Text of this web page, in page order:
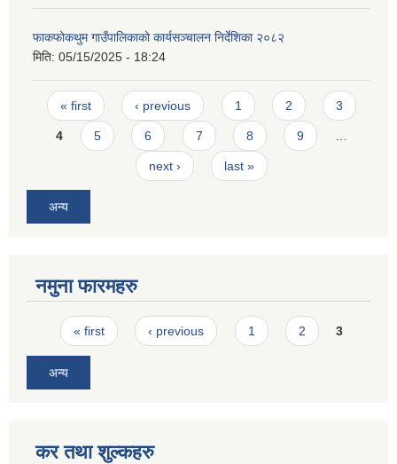
फाकफोकथुम गाउँपालिकाको कार्यसञ्चालन निर्देशिका २०८२
मिति: 05/15/2025 - 18:24
Pages
« first ‹ previous 1 2 3
4 5 6 7 8 9
next › last »
अन्य
नमुना फारमहरु
Pages
« first ‹ previous 1 2 3
अन्य
कर तथा शुल्कहरु